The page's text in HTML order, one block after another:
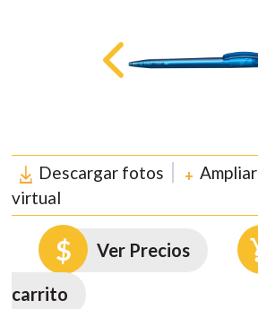
Descargar fotos Ampliar
virtual
Ver Precios
carrito